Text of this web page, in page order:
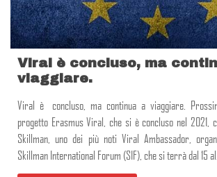
Viral è concluso, ma
viaggiare.
Viral è concluso, ma continua a viaggiare.
progetto Erasmus Viral, che si è concluso nel 2021,
Skillman, uno dei più noti Viral Ambassador,
Skillman International Forum (SIF), che si terrà dal 15 al…